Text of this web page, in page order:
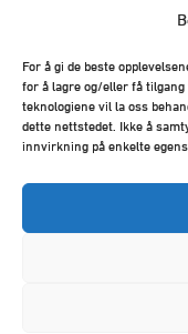
For å gi de beste
for å lagre og/eller få
teknologiene vil la oss
dette nettstedet. Ikke å
innvirkning på enkelte
Timer &